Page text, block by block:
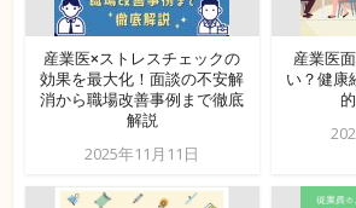
産業医×ストレスチェックの
効果を最大化！面談の不安解
消から職場改善事例まで徹底
解説
2025年11月11日
産業医
い？健康